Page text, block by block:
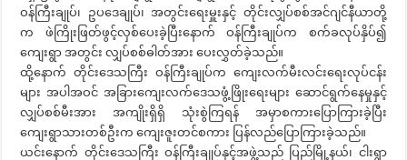
ဝန်ကြီးချုပ်၊ ဥပဒေချုပ်၊ အတွင်းရေးမှူးနှင့် တိုင်းလျှပ်စစ်အင်ဂျင်နီယာတို့
က ဖဲကြိုးဖြတ်ဖွင့်လှစ်ပေးခဲ့ပြီးနောက် ဝန်ကြီးချုပ်က စက်ခလုပ်နှိပ်၍
ကျေးရွာ အတွင်း လျှပ်စစ်ဓါတ်အား ပေးလွှတ်ခဲ့သည်။
ထို့နောက် တိုင်းဒေသကြီး ဝန်ကြီးချုပ်က ကျေးလက်မီးလင်းရေးလုပ်ငန်း
များ အပါအဝင် အခြားကျေးလက်ဒေသဖွံ့ဖြိုးရေးများ ဆောင်ရွက်နေမှုနှင့်
လျှပ်စစ်မီးအား အကျိုးရှိရှိ သုံးစွဲကြရန် အမှာစကားပြောကြားခဲ့ပြီး
ကျေးရွာသားတစ်ဦးက ကျေးဇူးတင်စကား ပြန်လည်ပြောကြားခဲ့သည်။
ယင်းနောက် တိုင်းဒေသကြီး ဝန်ကြီးချုပ်နှင့်အဖွဲ့သည် ပြည်မြို့နယ်၊ ငါးရွာ